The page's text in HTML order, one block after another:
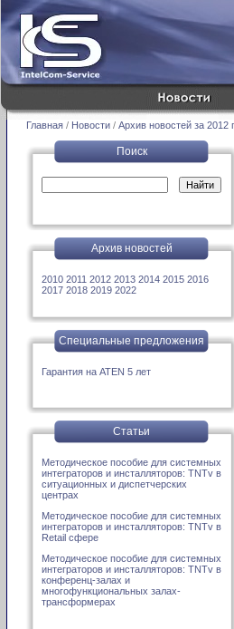
Главная / Новости / Архив новостей за 2012
Поиск
Архив новостей
2010 2011 2012 2013 2014 2015 2016
2017 2018 2019 2022
Специальные предложения
Гарантия на ATEN 5 лет
Статьи
Методическое пособие для системных
интеграторов и инсталляторов: TNTv в
ситуационных и диспетчерских
центрах
Методическое пособие для системных
интеграторов и инсталляторов: TNTv в
Retail сфере
Методическое пособие для системных
интеграторов и инсталляторов: TNTv в
конференц-залах и
многофункциональных залах-
трансформерах